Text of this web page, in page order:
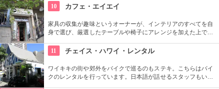
の「おもてなし」に驚くはず。接客の良さや、お味に、ここは
ホテル？とため息がでてしまうかも。
10 カフェ・エイエイ
家具の収集が趣味というオーナーが、インテリアのすべてを自
身で選び、厳選したテーブルや椅子にアレンジを加えた上で店
併設しています。そんな広くオシャレな店内ではコーヒーやス
イーツ、サンドイッチなども頂けます。
11 チェイス・ハワイ・レンタル
ワイキキの街や郊外をバイクで巡るのもステキ。こちらはバイ
クのレンタルを行っています。日本語が話せるスタッフもいる